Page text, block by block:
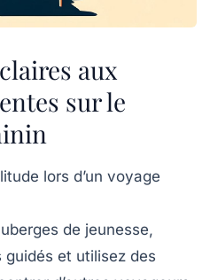
aux
sur le
lors d’un voyage
de jeunesse,
et utilisez des